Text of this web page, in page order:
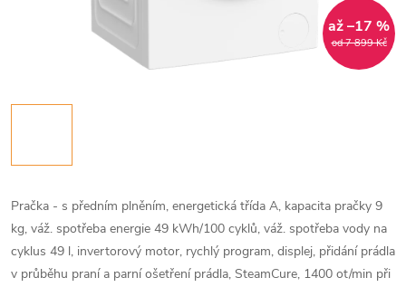
od 7 899 Kč
až –17 %
Pračka - s předním plněním, energetická třída A, kapacita pračky 9
kg, váž. spotřeba energie 49 kWh/100 cyklů, váž. spotřeba vody na
cyklus 49 l, invertorový motor, rychlý program, displej, přidání prádla
v průběhu praní a parní ošetření prádla, SteamCure, 1400 ot/min při